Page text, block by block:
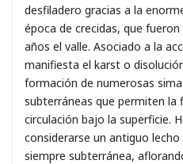
desfiladero gracias a la
época de crecidas, que
años el valle. Asociado a la
manifiesta el karst o
formación de numerosas
subterráneas que permiten la
circulación bajo la superficie.
considerarse un antiguo
siempre subterránea,